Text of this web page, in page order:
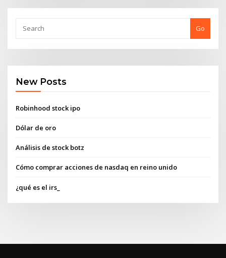
Go
New Posts
Robinhood stock ipo
Dólar de oro
Análisis de stock botz
Cómo comprar acciones de nasdaq en reino unido
¿qué es el irs_